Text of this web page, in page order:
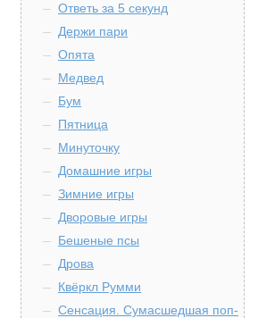
Ответь за 5 секунд
Держи пари
Опята
Медвед
Бум
Пятница
Минуточку
Домашние игры
Зимние игры
Дворовые игры
Бешеные псы
Дрова
Квёркл Румми
Сенсация. Сумасшедшая поп-